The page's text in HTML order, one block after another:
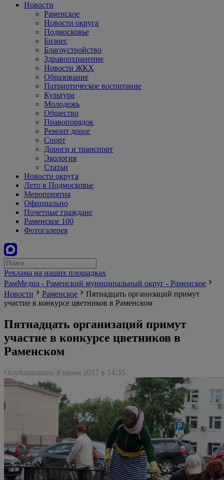
Новости
Раменское
Новости округа
Подмосковье
Бизнес
Благоустройство
Здравоохранение
Новости ЖКХ
Образование
Патриотическое воспитание
Культура
Молодежь
Общество
Правопорядок
Ремонт дорог
Спорт
Дороги и транспорт
Экология
Статьи
Новости округа
Лето в Подмосковье
Мероприятия
Официально
Почетные граждане
Раменское 100
Фотогалерея
Реклама на наших площадках
РамМедиа - Раменский муниципальный округ - Раменское
Новости
Раменское
Пятнадцать организаций примут
участие в конкурсе цветников в Раменском
Пятнадцать организаций примут
участие в конкурсе цветников в
Раменском
Опубликовано 8 июня 2017 в 14:35